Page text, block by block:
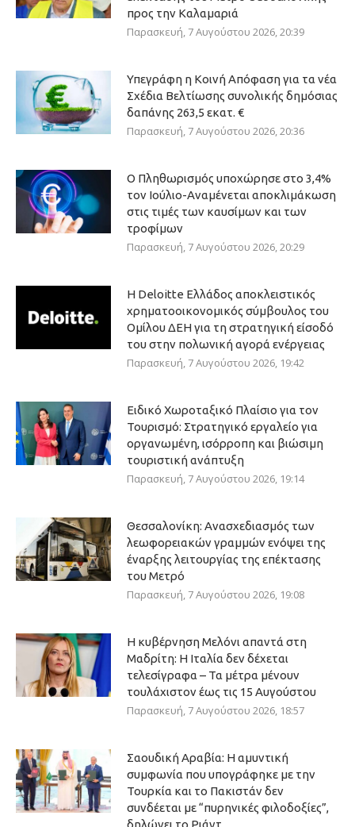
προς την Καλαμαριά
Παρασκευή, 7 Αυγούστου 2026, 20:39
Υπεγράφη η Κοινή Απόφαση για τα νέα
Σχέδια Βελτίωσης συνολικής δημόσιας
δαπάνης 263,5 εκατ. €
Παρασκευή, 7 Αυγούστου 2026, 20:36
Ο Πληθωρισμός υποχώρησε στο 3,4%
τον Ιούλιο-Αναμένεται αποκλιμάκωση
στις τιμές των καυσίμων και των
τροφίμων
Παρασκευή, 7 Αυγούστου 2026, 20:29
Η Deloitte Ελλάδος αποκλειστικός
χρηματοοικονομικός σύμβουλος του
Ομίλου ΔΕΗ για τη στρατηγική είσοδό
του στην πολωνική αγορά ενέργειας
Παρασκευή, 7 Αυγούστου 2026, 19:42
Ειδικό Χωροταξικό Πλαίσιο για τον
Τουρισμό: Στρατηγικό εργαλείο για
οργανωμένη, ισόρροπη και βιώσιμη
τουριστική ανάπτυξη
Παρασκευή, 7 Αυγούστου 2026, 19:14
Θεσσαλονίκη: Ανασχεδιασμός των
λεωφορειακών γραμμών ενόψει της
έναρξης λειτουργίας της επέκτασης
του Μετρό
Παρασκευή, 7 Αυγούστου 2026, 19:08
Η κυβέρνηση Μελόνι απαντά στη
Μαδρίτη: Η Ιταλία δεν δέχεται
τελεσίγραφα – Τα μέτρα μένουν
τουλάχιστον έως τις 15 Αυγούστου
Παρασκευή, 7 Αυγούστου 2026, 18:57
Σαουδική Αραβία: Η αμυντική
συμφωνία που υπογράφηκε με την
Τουρκία και το Πακιστάν δεν
συνδέεται με “πυρηνικές φιλοδοξίες”,
δηλώνει το Ριάντ